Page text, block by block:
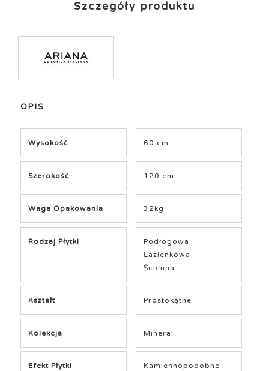
Szczegóły produktu
OPIS
Wysokość 60 cm
Szerokość 120 cm
Waga Opakowania 32kg
Rodzaj Płytki
Podłogowa
Łazienkowa
Ścienna
Kształt Prostokątne
Kolekcja Mineral
Efekt Płytki Kamiennopodobne